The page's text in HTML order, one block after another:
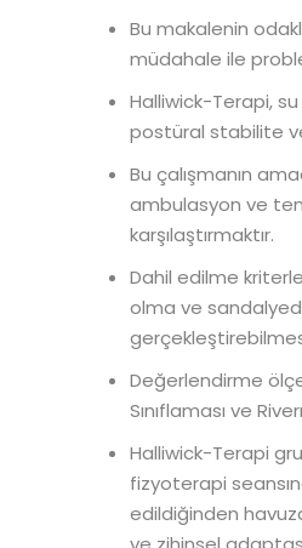
Bu makalenin
müdahale ile
Halliwick-Terapi,
postüral stabilite
Bu çalışmanın
ambulasyon ve
karşılaştırmaktır.
Dahil edilme
olma ve
Değerlendirme
Sınıflaması ve
Halliwick-Terapi
fizyoterapi
edildiğinden